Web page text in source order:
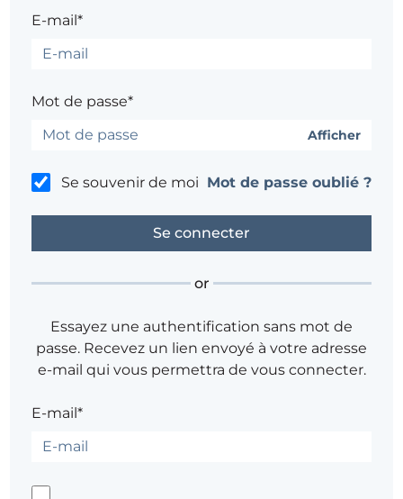
E-mail*
Mot de passe*
Afficher
Se souvenir de moi Mot de passe oublié ?
or
Essayez une authentification sans mot de
passe. Recevez un lien envoyé à votre adresse
e-mail qui vous permettra de vous connecter.
E-mail*